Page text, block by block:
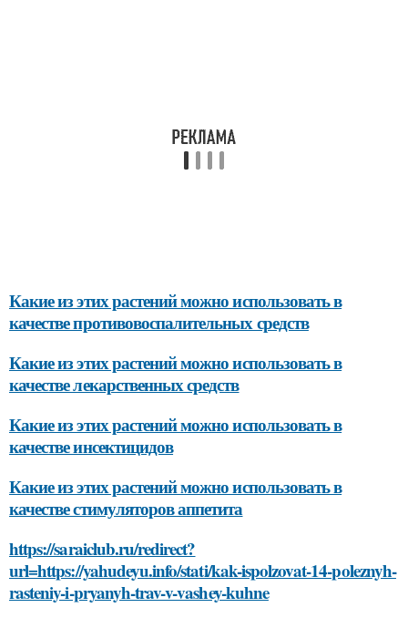
Какие из этих растений можно использовать в
качестве противовоспалительных средств
Какие из этих растений можно использовать в
качестве лекарственных средств
Какие из этих растений можно использовать в
качестве инсектицидов
Какие из этих растений можно использовать в
качестве стимуляторов аппетита
https://saraiclub.ru/redirect?
url=https://yahudeyu.info/stati/kak-ispolzovat-14-poleznyh-
rasteniy-i-pryanyh-trav-v-vashey-kuhne